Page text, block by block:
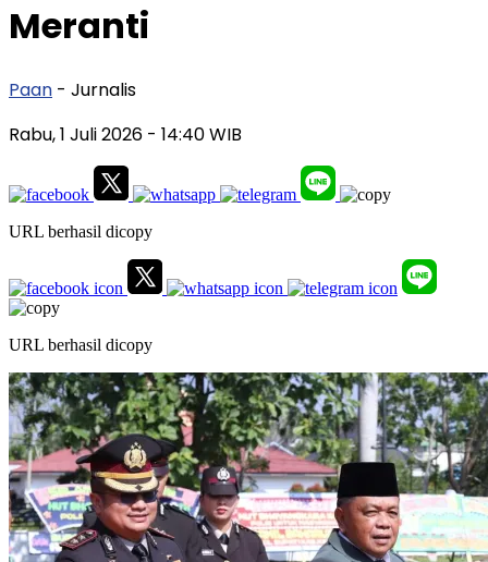
Meranti
Paan - Jurnalis
Rabu, 1 Juli 2026 - 14:40 WIB
URL berhasil dicopy
URL berhasil dicopy